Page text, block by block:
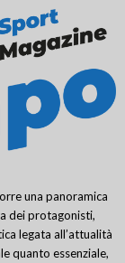
una panoramica
dei protagonisti,
legata all’attualità
quanto essenziale,